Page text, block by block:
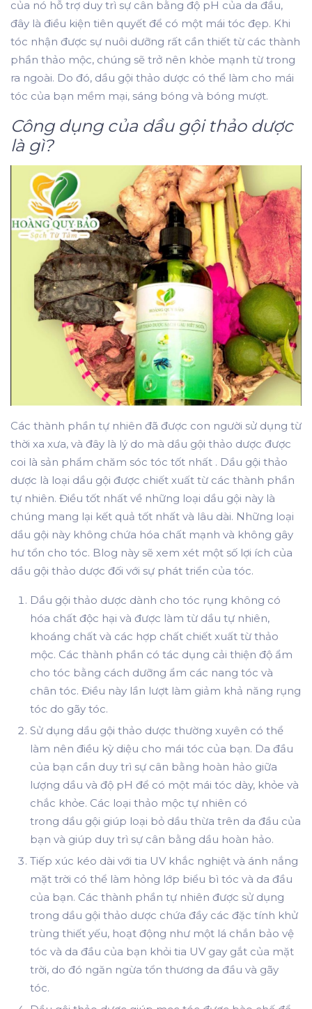
của nó hỗ trợ duy trì sự cân bằng độ pH của da đầu,
đây là điều kiện tiên quyết để có một mái tóc đẹp. Khi
tóc nhận được sự nuôi dưỡng rất cần thiết từ các thành
phần thảo mộc, chúng sẽ trở nên khỏe mạnh từ trong
ra ngoài. Do đó, dầu gội thảo dược có thể làm cho mái
tóc của bạn mềm mại, sáng bóng và bóng mượt.
Công dụng của dầu gội thảo dược
là gì?
Các thành phần tự nhiên đã được con người sử dụng từ
thời xa xưa, và đây là lý do mà dầu gội thảo dược được
coi là sản phẩm chăm sóc tóc tốt nhất . Dầu gội thảo
dược là loại dầu gội được chiết xuất từ ​​các thành phần
tự nhiên. Điều tốt nhất về những loại dầu gội này là
chúng mang lại kết quả tốt nhất và lâu dài. Những loại
dầu gội này không chứa hóa chất mạnh và không gây
hư tổn cho tóc. Blog này sẽ xem xét một số lợi ích của
dầu gội thảo dược đối với sự phát triển của tóc.
Dầu gội thảo dược dành cho tóc rụng không có
hóa chất độc hại và được làm từ dầu tự nhiên,
khoáng chất và các hợp chất chiết xuất từ ​​thảo
mộc. Các thành phần có tác dụng cải thiện độ ẩm
cho tóc bằng cách dưỡng ẩm các nang tóc và
chân tóc. Điều này lần lượt làm giảm khả năng rụng
tóc do gãy tóc.
Sử dụng dầu gội thảo dược thường xuyên có thể
làm nên điều kỳ diệu cho mái tóc của bạn. Da đầu
của bạn cần duy trì sự cân bằng hoàn hảo giữa
lượng dầu và độ pH để có một mái tóc dày, khỏe và
chắc khỏe. Các loại thảo mộc tự nhiên có
trong dầu gội giúp loại bỏ dầu thừa trên da đầu của
bạn và giúp duy trì sự cân bằng dầu hoàn hảo.
Tiếp xúc kéo dài với tia UV khắc nghiệt và ánh nắng
mặt trời có thể làm hỏng lớp biểu bì tóc và da đầu
của bạn. Các thành phần tự nhiên được sử dụng
trong dầu gội thảo dược chứa đầy các đặc tính khử
trùng thiết yếu, hoạt động như một lá chắn bảo vệ
tóc và da đầu của bạn khỏi tia UV gay gắt của mặt
trời, do đó ngăn ngừa tổn thương da đầu và gãy
tóc.